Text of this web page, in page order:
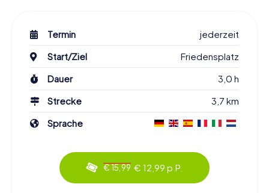
Termin
jederzeit
Start/Ziel
Friedensplatz
Dauer
3,0 h
Strecke
3,7 km
Sprache
€ 15,99 € 12,99 p.P.